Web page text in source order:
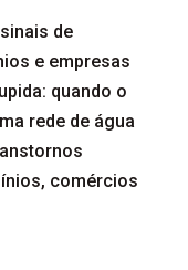
de
e empresas
quando o
rede de água
comércios